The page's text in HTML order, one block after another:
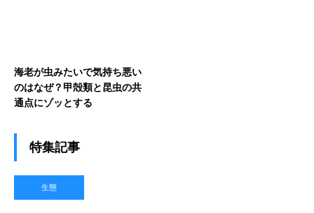
海老が虫みたいで気持ち悪い
のはなぜ？甲殻類と昆虫の共
通点にゾッとする
特集記事
生態